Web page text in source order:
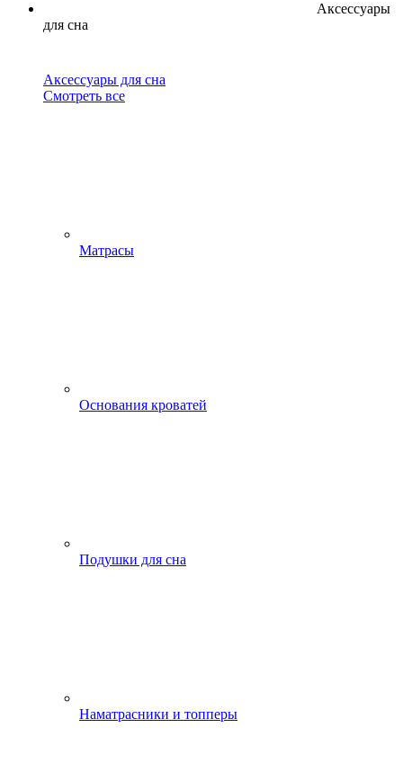
Аксессуары
для сна
Аксессуары для сна
Смотреть все
Матрасы
Основания кроватей
Подушки для сна
Наматрасники и топперы